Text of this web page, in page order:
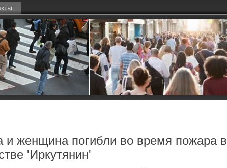
и женщина погибли во время пожара в
'Иркутянин'